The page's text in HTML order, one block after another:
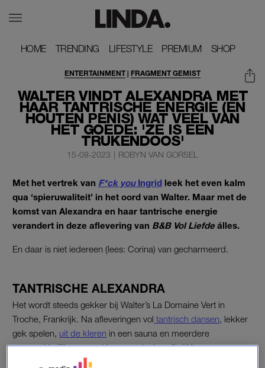
HOME
HOME TRENDING
TRENDING LIFESTYLE
LIFESTYLE PREMIUM
PREMIUM SHOP
SHOP
WALTER VINDT ALEXANDRA MET
HAAR TANTRISCHE ENERGIE (ÉN
HOUTEN PENIS) WAT VEEL VAN
HET GOEDE: 'ZE IS EEN
TRUKENDOOS'
ENTERTAINMENT | FRAGMENT GEMIST
15-08-2023 | ROBYN VAN GORSEL
Met het vertrek van F*ck youIngrid leek het even kalm
qua ‘spieruwaliteit’ in het oord van Walter. Maar met de
komst van Alexandra en haar tantrische energie
verandert in deze aflevering van B&B Vol Liefdeálles.
En daar is niet iedereen (lees: Corina) van gecharmeerd.
TANTRISCHE ALEXANDRA
Het wordt steeds gekker bij Walter’s La Domaine Vert in
Troche, Frankrijk. Na afleveringen vol tantrisch dansen, lekker
gek spelen, uit de kleren in een sauna en meerdere
ongemakkelijke gesprekken over ‘seksualiteit’ kunnen we er
een nieuw hoogtepunt aan toevoegen: de komst van